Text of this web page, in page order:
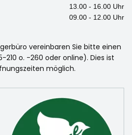
13.00 - 16.00 Uhr
09.00 - 12.00 Uhr
vereinbaren Sie bitte einen
210 o. -260 oder online). Dies ist
möglich.